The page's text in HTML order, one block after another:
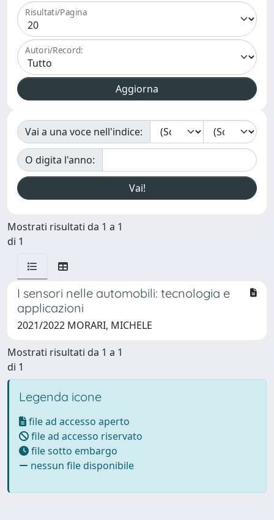
Risultati/Pagina
Autori/Record:
Vai a una voce nell'indice:
O digita l'anno:
Mostrati risultati da 1 a 1
di 1
I sensori nelle automobili: tecnologia e
applicazioni
2021/2022 MORARI, MICHELE
Mostrati risultati da 1 a 1
di 1
Legenda icone
file ad accesso aperto
file ad accesso riservato
file sotto embargo
nessun file disponibile